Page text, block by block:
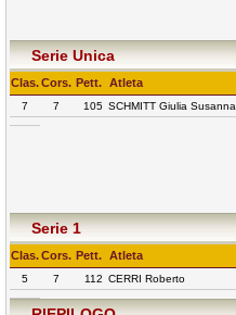
Serie Unica
Clas.Cors. Pett. Atleta
7 7 105 SCHMITT Giulia Susanna
Serie 1
Clas.Cors. Pett. Atleta
5 7 112 CERRI Roberto